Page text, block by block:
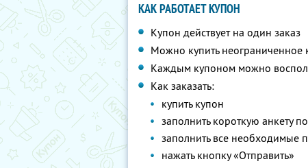
КАК РАБОТАЕТ КУПОН
Купон действует на один заказ
Можно купить неограниченное
Каждым купоном можно
Как заказать:
купить купон
заполнить короткую анкету по
заполнить все необходимые
нажать кнопку «Отправить»